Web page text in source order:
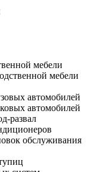
мебели
мебели
автомобилей
автомобилей
развал
обслуживания